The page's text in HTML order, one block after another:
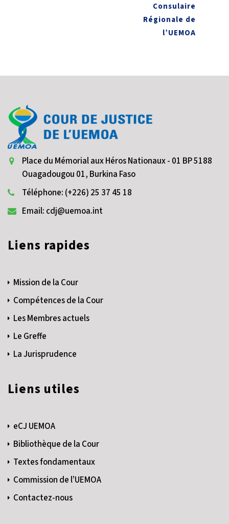
Consulaire
Régionale de
l’UEMOA
Place du Mémorial aux Héros Nationaux - 01 BP 5188
Ouagadougou 01, Burkina Faso
Téléphone: (+226) 25 37 45 18
Email: cdj@uemoa.int
Liens rapides
Mission de la Cour
Compétences de la Cour
Les Membres actuels
Le Greffe
La Jurisprudence
Liens utiles
eCJ UEMOA
Bibliothèque de la Cour
Textes fondamentaux
Commission de l’UEMOA
Contactez-nous